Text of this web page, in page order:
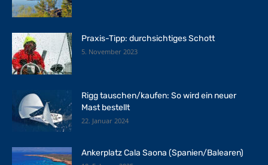
Praxis-Tipp: durchsichtiges Schott
5. November 2023
Rigg tauschen/kaufen: So wird ein neuer
Mast bestellt
22. Januar 2024
Ankerplatz Cala Saona (Spanien/Balearen)